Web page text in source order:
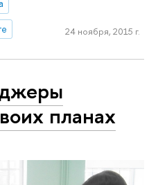
24 ноября, 2015 г.
планах